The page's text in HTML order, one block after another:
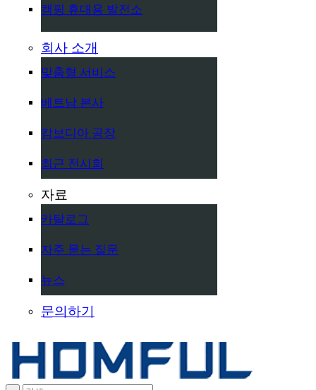
캠핑 휴대용 발전소
회사 소개
맞춤형 서비스
베트남 본사
캄보디아 공장
최근 전시회
자료
카탈로그
자주 묻는 질문
뉴스
문의하기